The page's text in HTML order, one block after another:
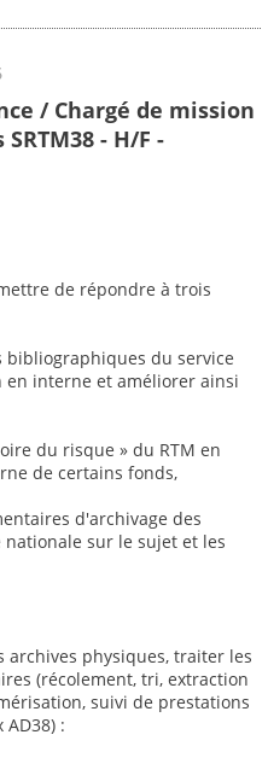
/ Chargé de mission
- H/F -
de répondre à trois
bibliographiques du service
interne et améliorer ainsi
du risque » du RTM en
de certains fonds,
d'archivage des
sur le sujet et les
archives physiques, traiter les
(récolement, tri, extraction
suivi de prestations
: